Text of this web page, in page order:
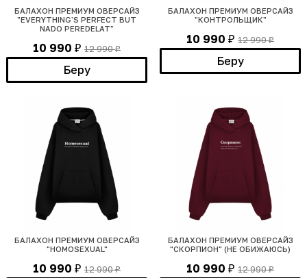
БАЛАХОН ПРЕМИУМ ОВЕРСАЙЗ
"EVERYTHING`S PERFECT BUT
NADO PEREDELAT"
10 990 ₽ 12 990₽
Беру
БАЛАХОН ПРЕМИУМ ОВЕРСАЙЗ
"КОНТРОЛЬЩИК"
10 990 ₽ 12 990₽
Беру
БАЛАХОН ПРЕМИУМ ОВЕРСАЙЗ
"HOMOSEXUAL"
10 990 ₽ 12 990₽
БАЛАХОН ПРЕМИУМ ОВЕРСАЙЗ
"СКОРПИОН" (НЕ ОБИЖАЮСЬ)
10 990 ₽ 12 990₽